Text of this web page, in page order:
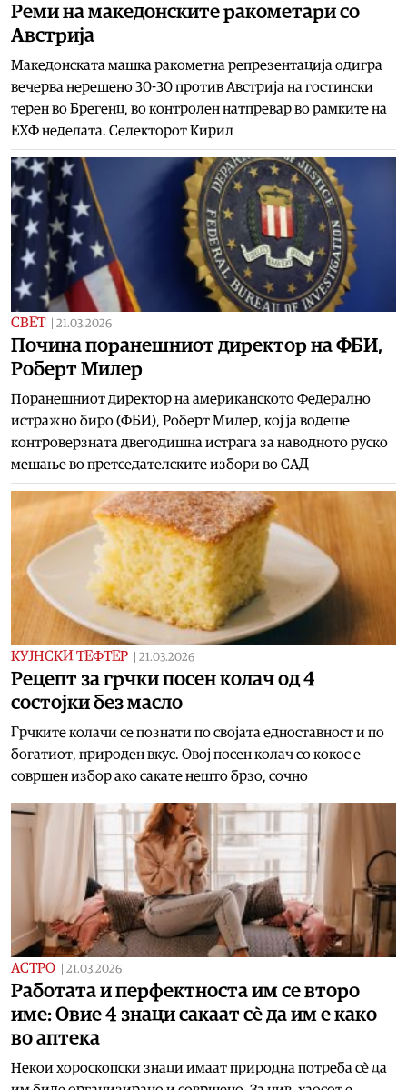
Реми на македонските ракометари со
Австрија
Македонската машка ракометна репрезентација одигра
вечерва нерешено 30-30 против Австрија на гостински
терен во Брегенц, во контролен натпревар во рамките на
ЕХФ неделата. Селекторот Кирил
СВЕТ 21.03.2026
Почина поранешниот директор на ФБИ,
Роберт Милер
Поранешниот директор на американското Федерално
истражно биро (ФБИ), Роберт Милер, кој ја водеше
контроверзната двегодишна истрага за наводното руско
мешање во претседателските избори во САД
КУЈНСКИ ТЕФТЕР 21.03.2026
Рецепт за грчки посен колач од 4
состојки без масло
Грчките колачи се познати по својата едноставност и по
богатиот, природен вкус. Овој посен колач со кокос е
совршен избор ако сакате нешто брзо, сочно
АСТРО 21.03.2026
Работата и перфектноста им се второ
име: Овие 4 знаци сакаат сè да им е како
во аптека
Некои хороскопски знаци имаат природна потреба сè да